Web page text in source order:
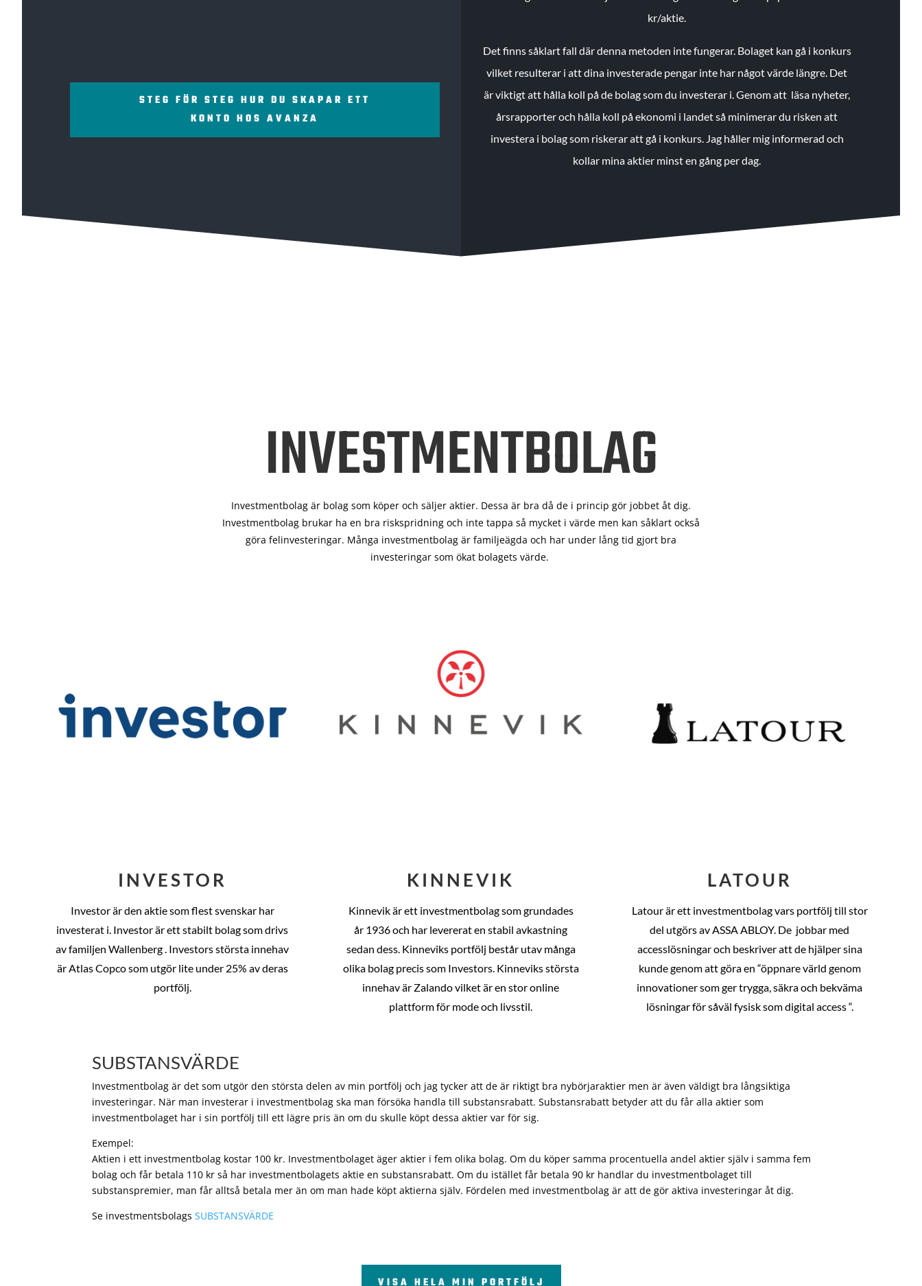
STEG FÖR STEG HUR DU SKAPAR ETT
KONTO HOS AVANZA
kr/aktie.
Det finns såklart fall där denna metoden inte fungerar. Bolaget kan gå i konkurs
vilket resulterar i att dina investerade pengar inte har något värde längre. Det
är viktigt att hålla koll på de bolag som du investerar i. Genom att läsa nyheter,
årsrapporter och hålla koll på ekonomi i landet så minimerar du risken att
investera i bolag som riskerar att gå i konkurs. Jag håller mig informerad och
kollar mina aktier minst en gång per dag.
INVESTMENTBOLAG
Investmentbolag är bolag som köper och säljer aktier. Dessa är bra då de i princip gör jobbet åt dig.
Investmentbolag brukar ha en bra riskspridning och inte tappa så mycket i värde men kan såklart också
göra felinvesteringar. Många investmentbolag är familjeägda och har under lång tid gjort bra
investeringar som ökat bolagets värde.
INVESTOR
Investor är den aktie som flest svenskar har
investerat i. Investor är ett stabilt bolag som drivs
av familjen Wallenberg . Investors största innehav
är Atlas Copco som utgör lite under 25% av deras
portfölj.
KINNEVIK
Kinnevik är ett investmentbolag som grundades
år 1936 och har levererat en stabil avkastning
sedan dess. Kinneviks portfölj består utav många
olika bolag precis som Investors. Kinneviks största
innehav är Zalando vilket är en stor online
plattform för mode och livsstil.
LATOUR
Latour är ett investmentbolag vars portfölj till stor
del utgörs av ASSA ABLOY. De jobbar med
accesslösningar och beskriver att de hjälper sina
kunde genom att göra en “öppnare värld genom
innovationer som ger trygga, säkra och bekväma
lösningar för såväl fysisk som digital access “.
SUBSTANSVÄRDE
Investmentbolag är det som utgör den största delen av min portfölj och jag tycker att de är riktigt bra nybörjaraktier men är även väldigt bra långsiktiga
investeringar. När man investerar i investmentbolag ska man försöka handla till substansrabatt. Substansrabatt betyder att du får alla aktier som
investmentbolaget har i sin portfölj till ett lägre pris än om du skulle köpt dessa aktier var för sig.
Exempel:
Aktien i ett investmentbolag kostar 100 kr. Investmentbolaget äger aktier i fem olika bolag. Om du köper samma procentuella andel aktier själv i samma fem
bolag och får betala 110 kr så har investmentbolagets aktie en substansrabatt. Om du istället får betala 90 kr handlar du investmentbolaget till
substanspremier, man får alltså betala mer än om man hade köpt aktierna själv. Fördelen med investmentbolag är att de gör aktiva investeringar åt dig.
Se investmentsbolagsSUBSTANSVÄRDE
VISA HELA MIN PORTFÖLJ